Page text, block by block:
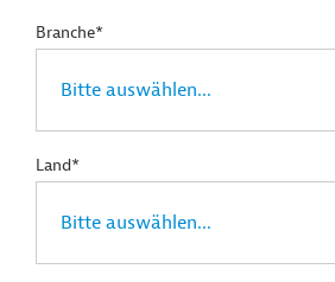
Branche*
Land*